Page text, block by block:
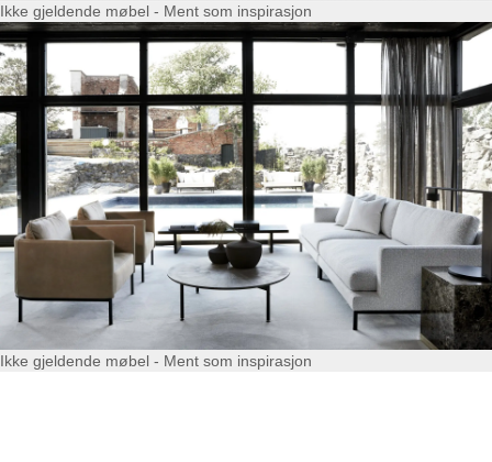
Ikke gjeldende møbel - Ment som inspirasjon
Ikke gjeldende møbel - Ment som inspirasjon